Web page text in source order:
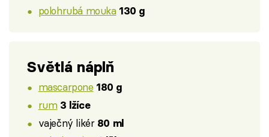
polohrubá mouka 130 g
Světlá náplň
mascarpone 180 g
rum 3 lžíce
vaječný likér 80 ml